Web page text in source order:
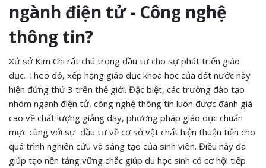
ngành điện tử - Công nghệ
thông tin?
Xứ sở Kim Chi rất chú trọng đầu tư cho sự phát triển giáo
dục. Theo đó, xếp hạng giáo dục khoa học của đất nước này
hiện đứng thứ 3 trên thế giới. Đặc biệt, các trường đào tạo
nhóm ngành điện tử, công nghệ thông tin luôn được đánh giá
cao về chất lượng giảng dạy, phương pháp giáo dục chuẩn
mực cùng với sự đầu tư về cơ sở vật chất hiện thuận tiện cho
quá trình nghiên cứu và sáng tạo của sinh viên. Điều này đã
giúp tạo nền tảng vững chắc giúp du học sinh có cơ hội tiếp